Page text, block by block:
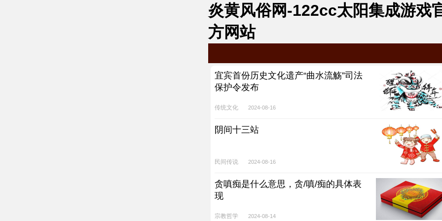
炎黄风俗网-122cc太阳集成游戏
方网站
宜宾首份历史文化遗产“曲水流觞”司法
保护令发布
传统文化 2024-08-16
阴间十三站
民间传说 2024-08-16
贪嗔痴是什么意思，贪/嗔/痴的具体表
现
宗教哲学 2024-08-14